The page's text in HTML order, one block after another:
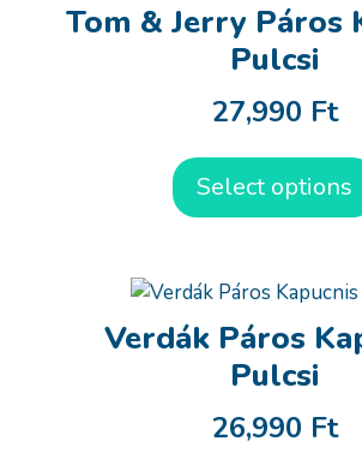
Tom & Jerry Páros
Pulcsi
27,990 Ft
Select options
Verdák Páros
Pulcsi
26,990 Ft